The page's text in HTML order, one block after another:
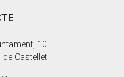
10
Castellet